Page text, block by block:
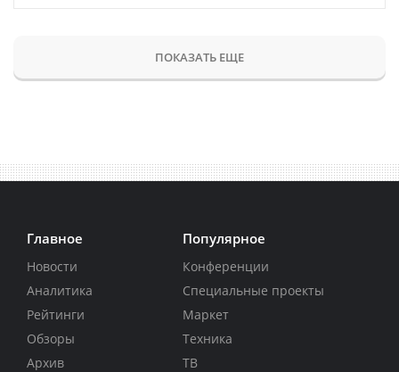
ПОКАЗАТЬ ЕЩЕ
Главное
Новости
Аналитика
Рейтинги
Обзоры
Архив
Популярное
Конференции
Специальные проекты
Маркет
Техника
ТВ